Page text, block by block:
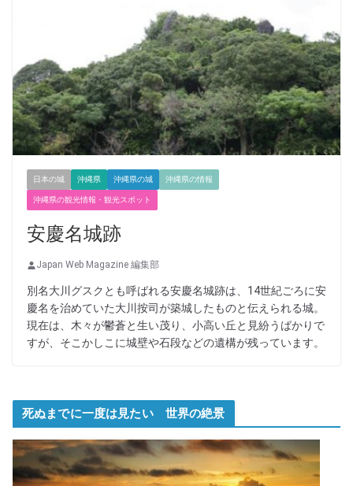
日本の城 沖縄県 沖縄県の城 沖縄県の情報
沖縄県の観光情報・観光スポット
安慶名城跡
Japan Web Magazine 編集部
別名大川グスクとも呼ばれる安慶名城跡は、14世紀ごろに安
慶名を治めていた大川按司が築城したものと伝えられる城。
現在は、木々が鬱蒼と生い茂り、小高い丘と見紛うばかりで
すが、そこかしこに城壁や石段などの遺構が残っています。
死ぬまでに一度は見たい 世界の絶景